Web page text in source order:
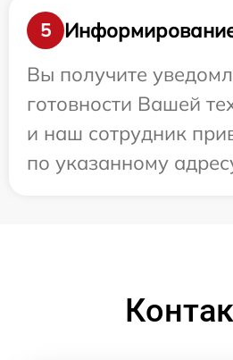
5
Вы получите
готовности Вашей
и наш сотрудник
по указанному